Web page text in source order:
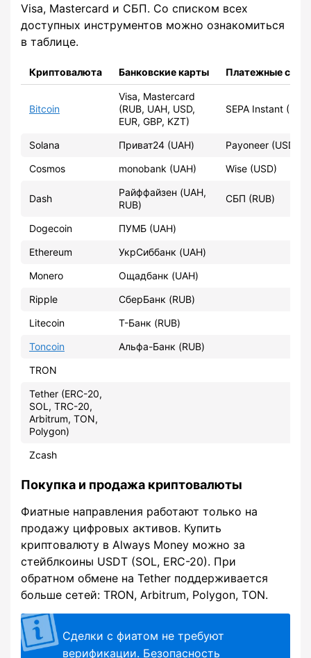
Visa, Mastercard и СБП. Со списком всех
доступных инструментов можно ознакомиться
в таблице.
Криптовалюта Банковские карты Платежные
Bitcoin
Visa, Mastercard
(RUB, UAH, USD,
EUR, GBP, KZT)
SEPA Instant (EUR)
Solana Приват24 (UAH)
Payoneer (USD)
Cosmos
monobank (UAH) Wise (USD)
Dash
Райффайзен (UAH,
RUB)
СБП (RUB)
Dogecoin
ПУМБ (UAH)
Ethereum
УкрСиббанк (UAH)
Monero
Ощадбанк (UAH)
Ripple
СберБанк (RUB)
Litecoin
Т-Банк (RUB)
Toncoin
Альфа-Банк (RUB)
TRON
Tether (ERC-20,
SOL, TRC-20,
Arbitrum, TON,
Polygon)
Zcash
Покупка и продажа криптовалюты
Фиатные направления работают только на
продажу цифровых активов. Купить
криптовалюту в Always Money можно за
стейблкоины USDT (SOL, ERC-20). При
обратном обмене на Tether поддерживается
больше сетей: TRON, Arbitrum, Polygon, TON.
Сделки с фиатом не требуют
верификации. Безопасность